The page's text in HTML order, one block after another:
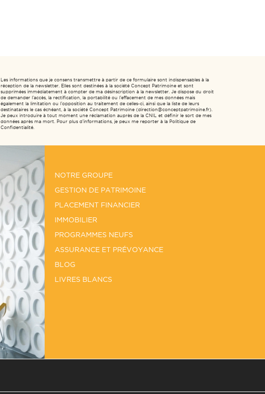
Les informations que je consens transmettre à partir de ce formulaire sont indispensables à la
réception de la newsletter. Elles sont destinées à la société Concept Patrimoine et sont
supprimées immédiatement à compter de ma désinscription à la newsletter. Je dispose du droit
de demander l’accès, la rectification, la portabilité ou l’effacement de mes données mais
également la limitation ou l’opposition au traitement de celles-ci, ainsi que la liste de leurs
destinataires le cas échéant, à la société Concept Patrimoine (direction@conceptpatrimoine.fr).
Je peux introduire à tout moment une réclamation auprès de la CNIL et définir le sort de mes
données après ma mort. Pour plus d’informations, je peux me reporter à la Politique de
Confidentialité.
NOTRE GROUPE
GESTION DE PATRIMOINE
PLACEMENT FINANCIER
IMMOBILIER
PROGRAMMES NEUFS
ASSURANCE ET PRÉVOYANCE
BLOG
LIVRES BLANCS